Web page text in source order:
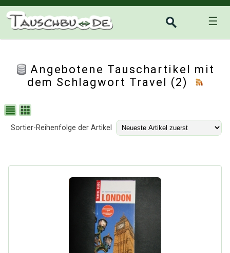
☰
Angebotene Tauschartikel mit
dem Schlagwort Travel (2)
Sortier-Reihenfolge der Artikel